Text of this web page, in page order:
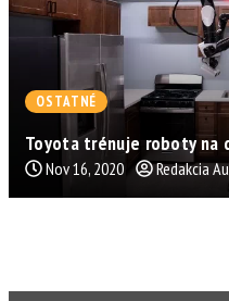
OSTATNÉ
Toyota trénuje roboty na
Nov 16, 2020 Redakcia